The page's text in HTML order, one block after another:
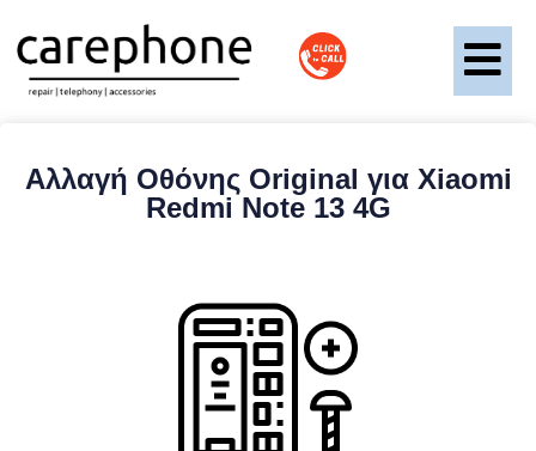
Αλλαγή Οθόνης Original για Xiaomi
Redmi Note 13 4G